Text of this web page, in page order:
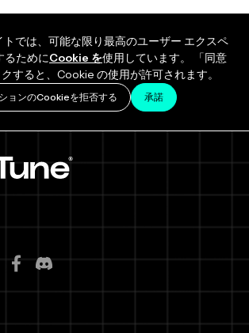
では、可能な限り最高のユーザー エクスペ
るためにCookie を使用しています。 「同意
すると、Cookie の使用が許可されます。
ョンのCookieを拒否する 承諾